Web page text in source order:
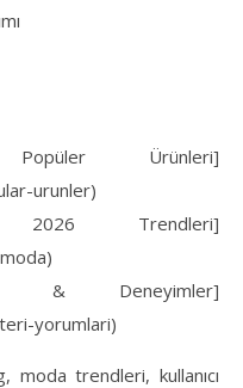
Ürünleri]
urunler)
Trendleri]
& Deneyimler]
yorumlari)
trendleri, kullanıcı